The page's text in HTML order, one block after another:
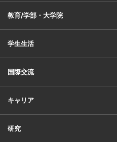
教育/学部・大学院
学生生活
国際交流
キャリア
研究